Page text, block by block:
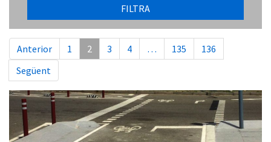
FILTRA
Anterior 1 2 3 4 … 135
136
Següent